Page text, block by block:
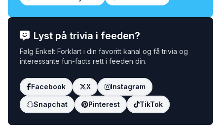
Lyst på trivia i feeden?
Følg Enkelt Forklart i din favoritt kanal og få trivia og
interessante fun-facts rett i feeden din.
Facebook X Instagram
Snapchat Pinterest TikTok